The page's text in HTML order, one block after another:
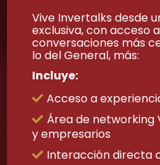
Vive Invertalks desde
exclusiva, con acceso
conversaciones más
lo del General, más:
Incluye:
Acceso a
Área de networking
y empresarios
Interacción directa